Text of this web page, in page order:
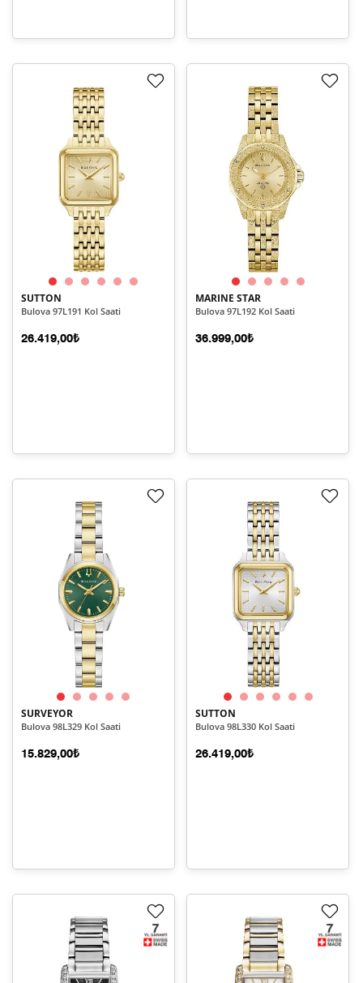
SUTTON
Bulova 97L191 Kol Saati
26.419,00₺
MARINE STAR
Bulova 97L192 Kol Saati
36.999,00₺
SURVEYOR
Bulova 98L329 Kol Saati
15.829,00₺
SUTTON
Bulova 98L330 Kol Saati
26.419,00₺